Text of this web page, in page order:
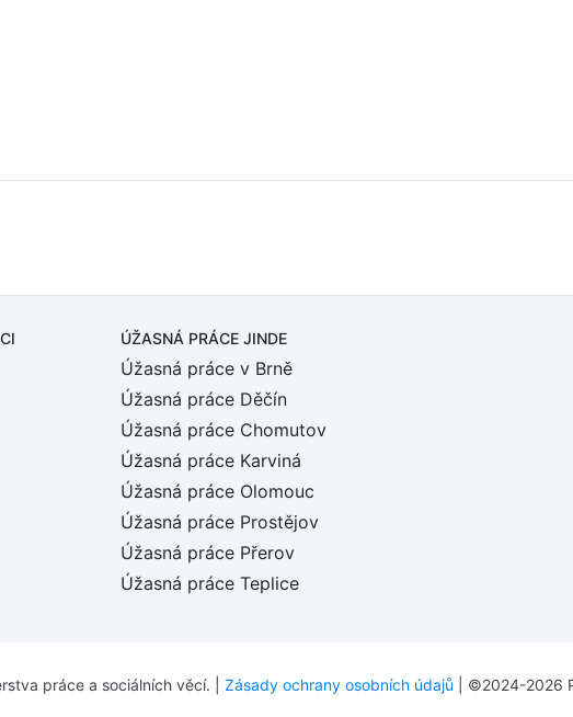
ÚŽASNÁ PRÁCE JINDE
Úžasná práce v Brně
Úžasná práce Děčín
Úžasná práce Chomutov
Úžasná práce Karviná
Úžasná práce Olomouc
Úžasná práce Prostějov
Úžasná práce Přerov
Úžasná práce Teplice
práce a sociálních věcí. | Zásady ochrany osobních údajů | ©2024-2026